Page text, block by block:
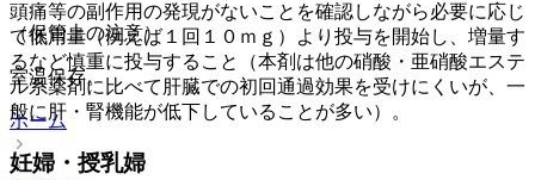
（保管上の注意）
室温保存。
ホーム
頭痛等の副作用の発現がないことを確認しながら必要に応じ
て低用量（例えば１回１０ｍｇ）より投与を開始し、増量す
るなど慎重に投与すること（本剤は他の硝酸・亜硝酸エステ
ル系薬剤に比べて肝臓での初回通過効果を受けにくいが、一
般に肝・腎機能が低下していることが多い）。
妊婦・授乳婦